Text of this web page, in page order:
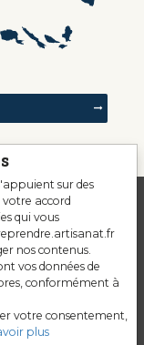
sur des
votre accord
qui vous
nos contenus.
vos données de
conformément à
votre consentement,
plus